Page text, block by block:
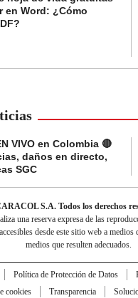
en Word: ¿Cómo
VIVO en Colombia 🔴
daños en directo,
SGC
S.A. Todos los derechos
una reserva expresa de las
desde este sitio web a medios
medios que resulten adecuados.
Política de Protección de Datos
cookies
Transparencia